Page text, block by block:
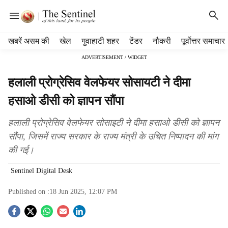
खबरें असम की खेल गुवाहाटी शहर टेंडर नौकरी पूर्वोत्तर समाचार
ADVERTISEMENT / WIDGET
हलाली प्रोग्रेसिव वेलफेयर सोसायटी ने दीमा
हसाओ डीसी को ज्ञापन सौंपा
हलाली प्रोग्रेसिव वेलफेयर सोसाइटी ने दीमा हसाओ डीसी को ज्ञापन
सौंपा, जिसमें राज्य सरकार के राज्य मंत्री के उचित निष्पादन की मांग
की गई।
Sentinel Digital Desk
Published on :18 Jun 2025, 12:07 PM
S